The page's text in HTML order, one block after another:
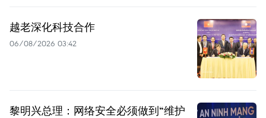
越老深化科技合作
06/08/2026 03:42
黎明兴总理：网络安全必须做到“维护